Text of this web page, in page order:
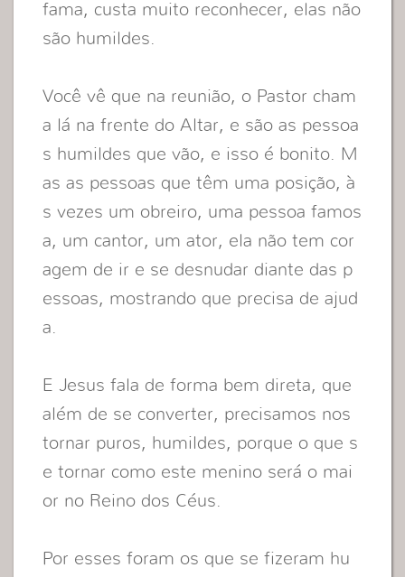
fama, custa muito reconhecer, elas não
são humildes.
Você vê que na reunião, o Pastor cham
a lá na frente do Altar, e são as pessoa
s humildes que vão, e isso é bonito. M
as as pessoas que têm uma posição, à
s vezes um obreiro, uma pessoa famos
a, um cantor, um ator, ela não tem cor
agem de ir e se desnudar diante das p
essoas, mostrando que precisa de ajud
a.
E Jesus fala de forma bem direta, que
além de se converter, precisamos nos
tornar puros, humildes, porque o que s
e tornar como este menino será o mai
or no Reino dos Céus.
Por esses foram os que se fizeram hu